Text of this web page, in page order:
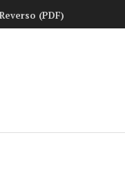
Reverso (PDF)